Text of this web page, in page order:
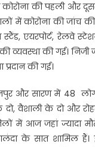
की पहली और
में कोरोना की जांच
एयरपोर्ट, रेलवे
व्यवस्था की गई। निजी
की गई।
और सारण में 48
वैशाली के दो और
में आज जहां ज्यादा
के सात शामिल